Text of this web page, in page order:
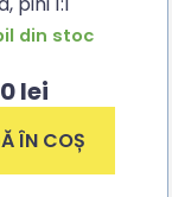
din stoc
lei
ÎN COȘ